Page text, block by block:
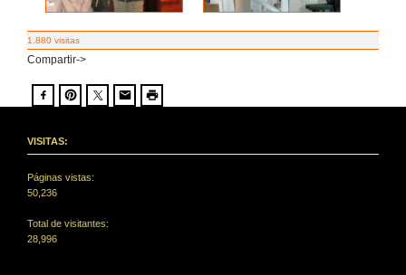
1.880 visitas
Compartir->
VISITAS:
Páginas vistas:
50,236
Total de visitantes:
28,996